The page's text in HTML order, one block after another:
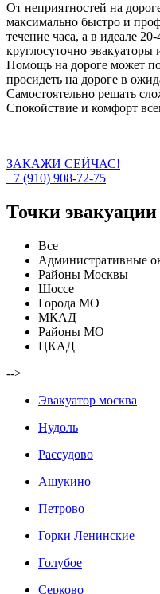
От неприятностей на
максимально быстро и
течение часа, а в идеале
круглосуточно
Помощь на дороге может
просидеть на дороге в
Самостоятельно решать
Спокойствие и комфорт
ЗАКАЖИ СЕЙЧАС!
+7 (910) 908-72-75
Точки эвакуации
Все
Административные
Районы Москвы
Шоссе
Города МО
МКАД
Районы МО
ЦКАД
-->
Эвакуатор москва
Нудоль
Рассудово
Ашукино
Петрово
Горки Ленинские
Голубое
Серково